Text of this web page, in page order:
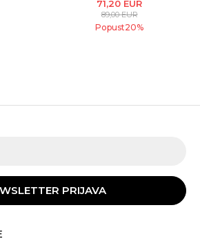
71,20 EUR
89,00EUR
Popust20%
PRIJAVA